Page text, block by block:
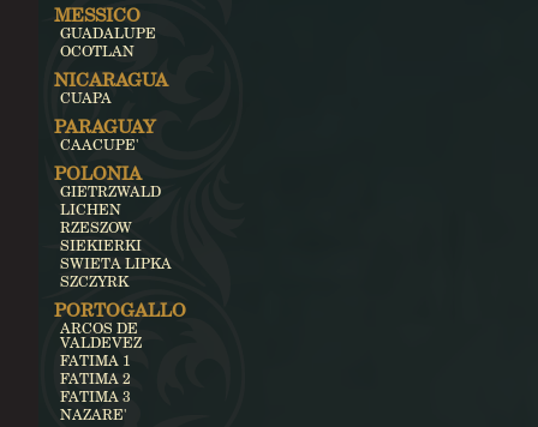
MESSICO
GUADALUPE
OCOTLAN
NICARAGUA
CUAPA
PARAGUAY
CAACUPE'
POLONIA
GIETRZWALD
LICHEN
RZESZOW
SIEKIERKI
SWIETA LIPKA
SZCZYRK
PORTOGALLO
ARCOS DE
VALDEVEZ
FATIMA 1
FATIMA 2
FATIMA 3
NAZARE'